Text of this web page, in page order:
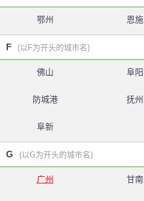
鄂州 恩施
F (以F为开头的城市名)
佛山 阜阳
防城港 抚州
阜新
G (以G为开头的城市名)
广州 甘南